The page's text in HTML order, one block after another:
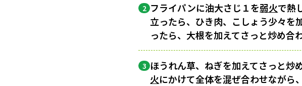
2 フライパンに油大さじ１を弱火で熱
立ったら、ひき肉、こしょう少々を
ったら、大根を加えてさっと炒め合
3 ほうれん草、ねぎを加えてさっと炒
火にかけて全体を混ぜ合わせながら、